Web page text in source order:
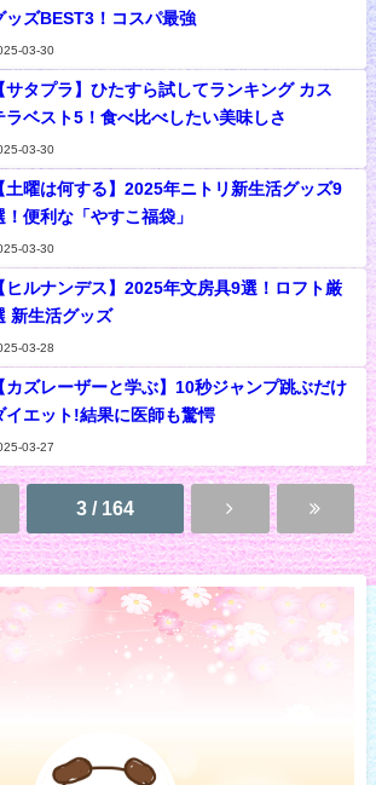
ッズBEST3！コスパ最強
03-30
サタプラ】ひたすら試してランキング カス
ラベスト5！食べ比べしたい美味しさ
03-30
土曜は何する】2025年ニトリ新生活グッズ9
！便利な「やすこ福袋」
03-30
ヒルナンデス】2025年文房具9選！ロフト厳
新生活グッズ
03-28
カズレーザーと学ぶ】10秒ジャンプ跳ぶだけ
イエット!結果に医師も驚愕
03-27
3 / 164